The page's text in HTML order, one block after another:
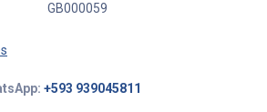
GB000059
+593 939045811